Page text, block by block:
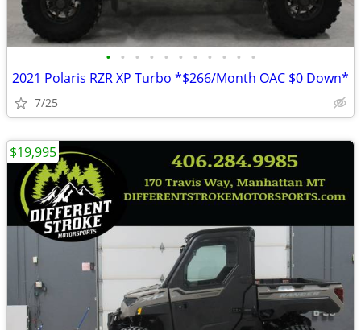
• • • • • • • • • • •
2021 Polaris RZR XP Turbo *$266/Month OAC $0 Down*
7/25
$19,995